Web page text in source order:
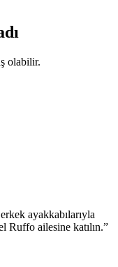
olabilir.
ayakkabılarıyla
Ruffo ailesine katılın.”